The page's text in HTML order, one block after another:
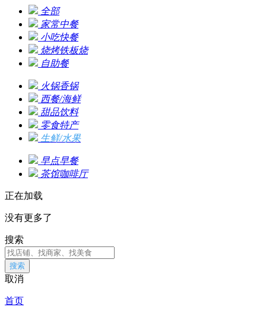
全部
家常中餐
小吃快餐
烧烤铁板烧
自助餐
火锅香锅
西餐/海鲜
甜品饮料
零食特产
生鲜/水果
早点早餐
茶馆咖啡厅
正在加载
没有更多了
搜索
搜索
取消
首页